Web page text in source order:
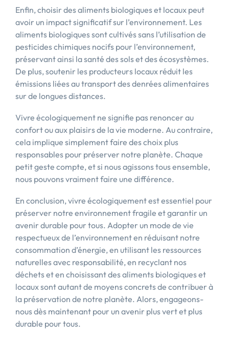
Enfin, choisir des aliments biologiques et locaux peut
avoir un impact significatif sur l’environnement. Les
aliments biologiques sont cultivés sans l’utilisation de
pesticides chimiques nocifs pour l’environnement,
préservant ainsi la santé des sols et des écosystèmes.
De plus, soutenir les producteurs locaux réduit les
émissions liées au transport des denrées alimentaires
sur de longues distances.
Vivre écologiquement ne signifie pas renoncer au
confort ou aux plaisirs de la vie moderne. Au contraire,
cela implique simplement faire des choix plus
responsables pour préserver notre planète. Chaque
petit geste compte, et si nous agissons tous ensemble,
nous pouvons vraiment faire une différence.
En conclusion, vivre écologiquement est essentiel pour
préserver notre environnement fragile et garantir un
avenir durable pour tous. Adopter un mode de vie
respectueux de l’environnement en réduisant notre
consommation d’énergie, en utilisant les ressources
naturelles avec responsabilité, en recyclant nos
déchets et en choisissant des aliments biologiques et
locaux sont autant de moyens concrets de contribuer à
la préservation de notre planète. Alors, engageons-
nous dès maintenant pour un avenir plus vert et plus
durable pour tous.